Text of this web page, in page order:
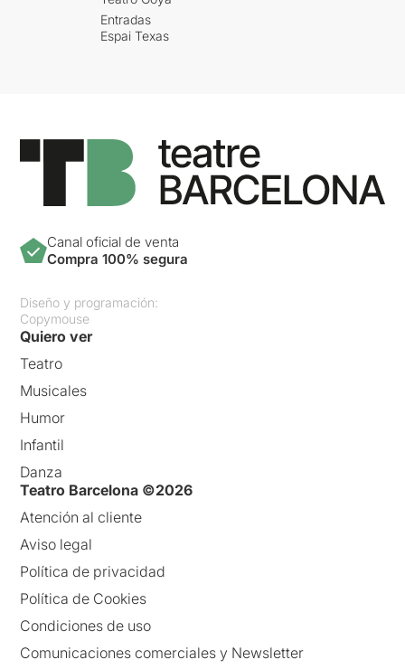
Entradas
Espai Texas
Canal oficial de venta
Compra 100% segura
Diseño y programación:
Copymouse
Quiero ver
Teatro
Musicales
Humor
Infantil
Danza
Teatro Barcelona ©2026
Atención al cliente
Aviso legal
Política de privacidad
Política de Cookies
Condiciones de uso
Comunicaciones comerciales y Newsletter